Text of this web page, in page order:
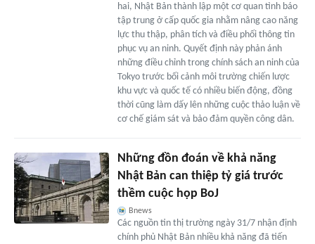
hai, Nhật Bản thành lập một cơ quan tình báo
tập trung ở cấp quốc gia nhằm nâng cao năng
lực thu thập, phân tích và điều phối thông tin
phục vụ an ninh. Quyết định này phản ánh
những điều chỉnh trong chính sách an ninh của
Tokyo trước bối cảnh môi trường chiến lược
khu vực và quốc tế có nhiều biến động, đồng
thời cũng làm dấy lên những cuộc thảo luận về
cơ chế giám sát và bảo đảm quyền công dân.
Những đồn đoán về khả năng
Nhật Bản can thiệp tỷ giá trước
thềm cuộc họp BoJ
Bnews
Các nguồn tin thị trường ngày 31/7 nhận định
chính phủ Nhật Bản nhiều khả năng đã tiến